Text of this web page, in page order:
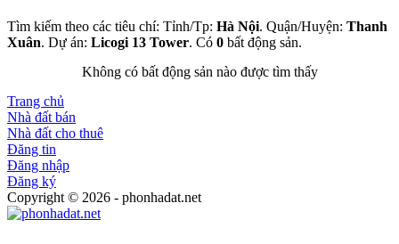
Tìm kiếm theo các tiêu chí: Tỉnh/Tp: Hà Nội. Quận/Huyện: Thanh
Xuân. Dự án: Licogi 13 Tower. Có 0 bất động sản.
Không có bất động sản nào được tìm thấy
Trang chủ
Nhà đất bán
Nhà đất cho thuê
Đăng tin
Đăng nhập
Đăng ký
Copyright © 2026 - phonhadat.net